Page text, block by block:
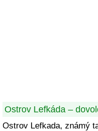
Ostrov Lefkáda –
Ostrov Lefkada, známý